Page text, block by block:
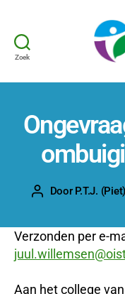
Zoek
Berichtauteur
Door P.T.J.
Verzonden per e-
Aan het college